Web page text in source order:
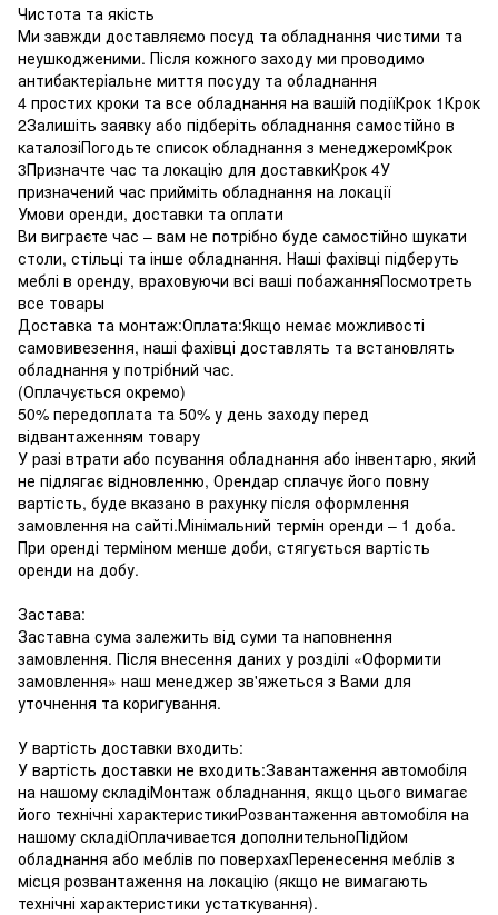
Чистота та якість
Ми завжди доставляємо посуд та обладнання чистими та
неушкодженими. Після кожного заходу ми проводимо
антибактеріальне миття посуду та обладнання
4 простих кроки та все обладнання на вашій подіїКрок 1Крок
2Залишіть заявку або підберіть обладнання самостійно в
каталозіПогодьте список обладнання з менеджеромКрок
3Призначте час та локацію для доставкиКрок 4У
призначений час прийміть обладнання на локації
Умови оренди, доставки та оплати
Ви виграєте час – вам не потрібно буде самостійно шукати
столи, стільці та інше обладнання. Наші фахівці підберуть
меблі в оренду, враховуючи всі ваші побажанняПосмотреть
все товары
Доставка та монтаж:Оплата:Якщо немає можливості
самовивезення, наші фахівці доставлять та встановлять
обладнання у потрібний час.
(Оплачується окремо)
50% передоплата та 50% у день заходу перед
відвантаженням товару
У разі втрати або псування обладнання або інвентарю, який
не підлягає відновленню, Орендар сплачує його повну
вартість, буде вказано в рахунку після оформлення
замовлення на сайті.Мінімальний термін оренди – 1 доба.
При оренді терміном менше доби, стягується вартість
оренди на добу.
Застава:
Заставна сума залежить від суми та наповнення
замовлення. Після внесення даних у розділі «Оформити
замовлення» наш менеджер зв'яжеться з Вами для
уточнення та коригування.
У вартість доставки входить:
У вартість доставки не входить:Завантаження автомобіля
на нашому складіМонтаж обладнання, якщо цього вимагає
його технічні характеристикиРозвантаження автомобіля на
нашому складіОплачивается дополнительноПідйом
обладнання або меблів по поверхахПеренесення меблів з
місця розвантаження на локацію (якщо не вимагають
технічні характеристики устаткування).